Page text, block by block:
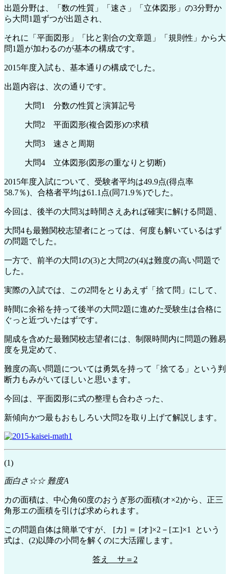
出題分野は、「数の性質」「速さ」「立体図形」の3分野か
ら大問1題ずつが出題され、
それに「平面図形」「比と割合の文章題」「規則性」から大
問1題が加わるのが基本の構成です。
2015年度入試も、基本通りの構成でした。
出題内容は、次の通りです。
大問1 分数の性質と演算記号
大問2 平面図形(複合図形)の求積
大問3 速さと周期
大問4 立体図形(図形の重なりと切断)
2015年度入試について、受験者平均は49.9点(得点率
58.7％)、合格者平均は61.1点(同71.9％)でした。
今回は、後半の大問3は時間さえあれば確実に解ける問題、
大問4も最難関校志望者にとっては、何度も解いているはず
の問題でした。
一方で、前半の大問1の(3)と大問2の(4)は難度の高い問題で
した。
実際の入試では、この2問をとりあえず「捨て問」にして、
時間に余裕を持って後半の大問2題に進めた受験生は合格に
ぐっと近づいたはずです。
開成を含めた最難関校志望者には、制限時間内に問題の難易
度を見定めて、
難度の高い問題については勇気を持って「捨てる」という判
断力もみがいてほしいと思います。
今回は、平面図形に式の整理も合わさった、
新傾向かつ最もおもしろい大問2を取り上げて解説します。
(1)
面白さ☆☆ 難度A
カの面積は、中心角60度のおうぎ形の面積(オ×2)から、正三
角形エの面積を引けば求められます。
この問題自体は簡単ですが、 [カ] ＝ [オ]×2－[エ]×1 という
式は、(2)以降の小問を解くのに大活躍します。
答え サ＝2